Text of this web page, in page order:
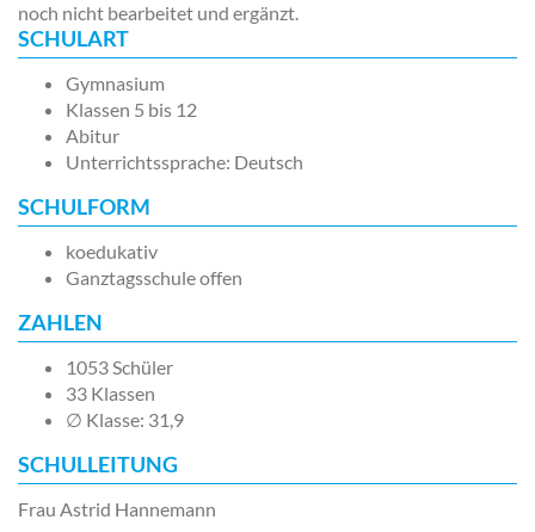
noch nicht bearbeitet und ergänzt.
SCHULART
Gymnasium
Klassen 5 bis 12
Abitur
Unterrichtssprache: Deutsch
SCHULFORM
koedukativ
Ganztagsschule offen
ZAHLEN
1053 Schüler
33 Klassen
∅ Klasse: 31,9
SCHULLEITUNG
Frau Astrid Hannemann